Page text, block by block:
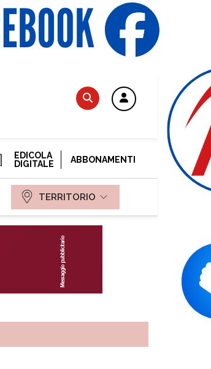
EDICOLA
DIGITALE
ABBONAMENTI
TERRITORIO